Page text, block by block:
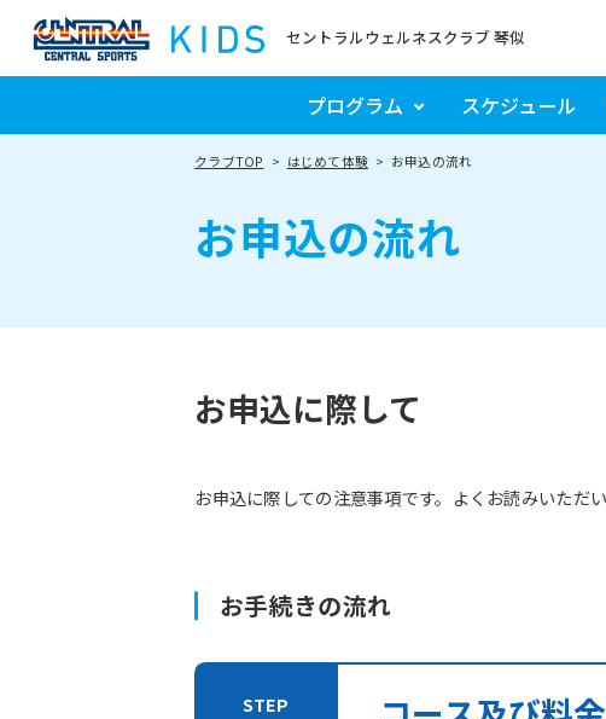
セントラルウェルネスクラブ 琴似
プログラム スケジュール
クラブTOP はじめて体験 お申込の流れ
お申込の流れ
お申込に際して
お申込に際しての注意事項です。よくお読みいただ
お手続きの流れ